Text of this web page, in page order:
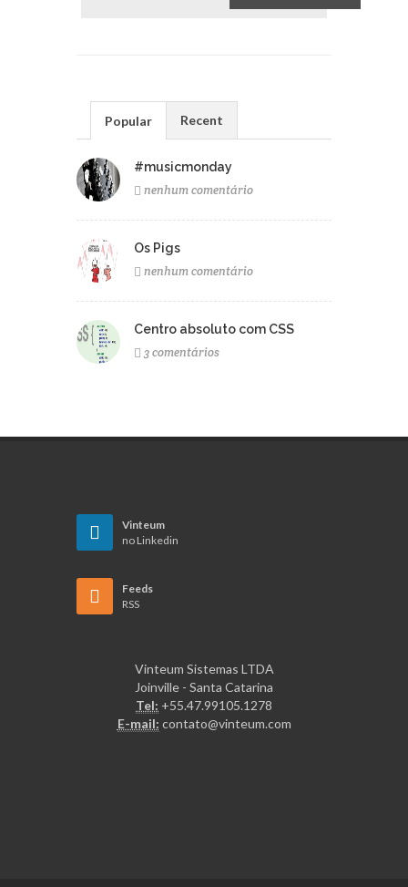
Popular Recent
#musicmonday
nenhum comentário
Os Pigs
nenhum comentário
Centro absoluto com CSS
3 comentários
Vinteum
no Linkedin
Feeds
RSS
Vinteum Sistemas LTDA
Joinville - Santa Catarina
Tel: +55.47.99105.1278
E-mail: contato@vinteum.com